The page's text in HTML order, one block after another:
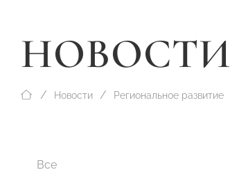
НОВОСТИ
Новости Региональное развитие
Все